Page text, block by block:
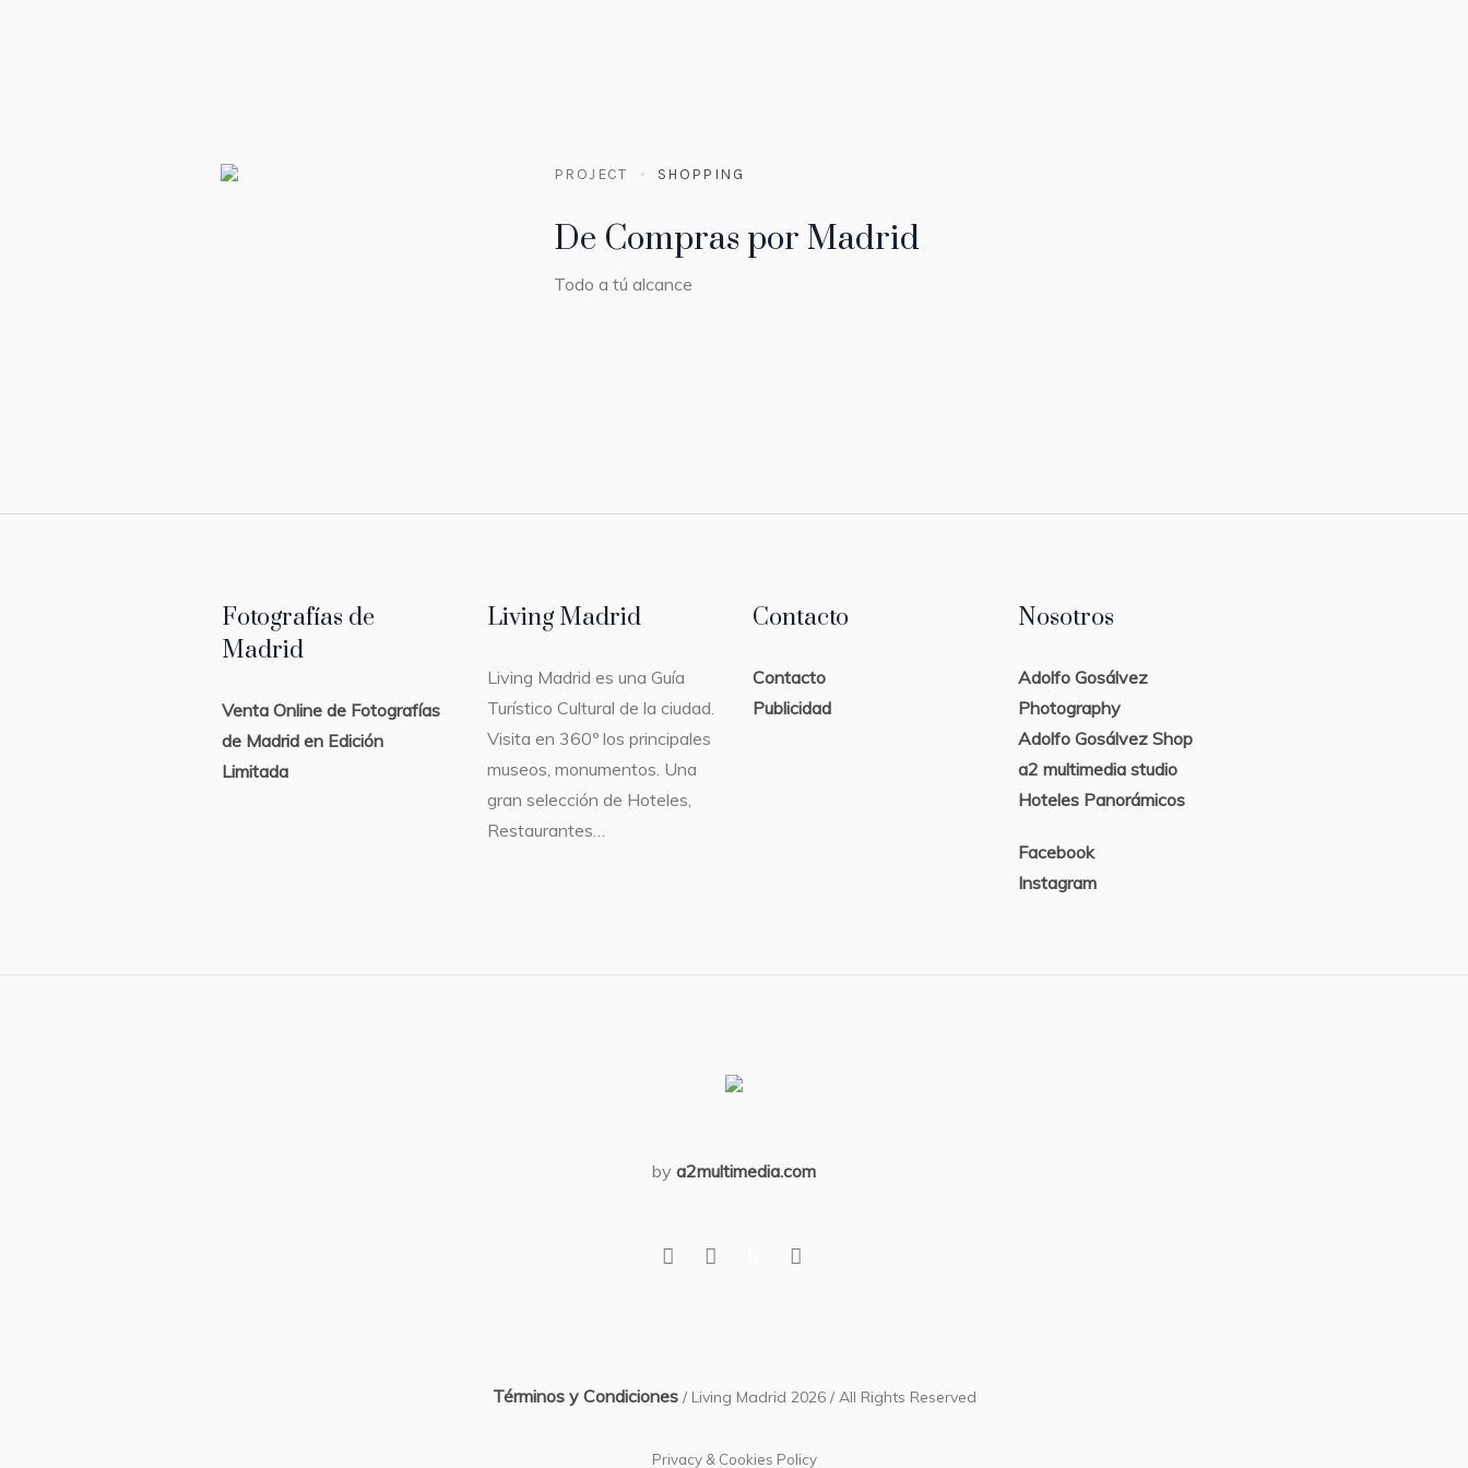
PROJECT SHOPPING
De Compras por Madrid
Todo a tú alcance
Fotografías de
Madrid
Venta Online de Fotografías
de Madrid en Edición
Limitada
Living Madrid
Living Madrid es una Guía
Turístico Cultural de la ciudad.
Visita en 360º los principales
museos, monumentos. Una
gran selección de Hoteles,
Restaurantes…
Contacto
Contacto
Publicidad
Nosotros
Adolfo Gosálvez
Photography
Adolfo Gosálvez Shop
a2 multimedia studio
Hoteles Panorámicos
Facebook
Instagram
by a2multimedia.com
Términos y Condiciones/ Living Madrid 2026 / All Rights Reserved
Privacy & Cookies Policy